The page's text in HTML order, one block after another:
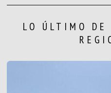
LO ÚLTIMO DE